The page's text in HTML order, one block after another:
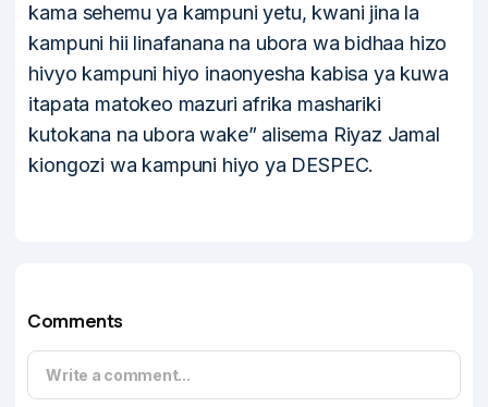
kama sehemu ya kampuni yetu, kwani jina la
kampuni hii linafanana na ubora wa bidhaa hizo
hivyo kampuni hiyo inaonyesha kabisa ya kuwa
itapata matokeo mazuri afrika mashariki
kutokana na ubora wake” alisema Riyaz Jamal
kiongozi wa kampuni hiyo ya DESPEC.
Comments
Write a comment...